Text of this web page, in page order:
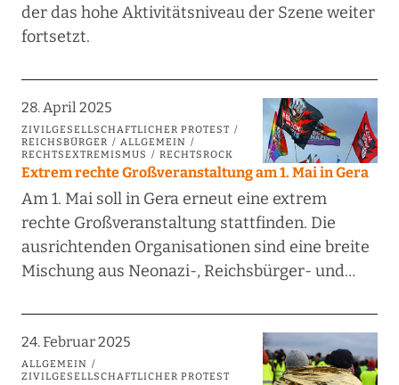
der das hohe Aktivitätsniveau der Szene weiter
fortsetzt.
28. April 2025
ZIVILGESELLSCHAFTLICHER PROTEST
REICHSBÜRGER
ALLGEMEIN
RECHTSEXTREMISMUS
RECHTSROCK
Extrem rechte Großveranstaltung am 1. Mai in Gera
Am 1. Mai soll in Gera erneut eine extrem
rechte Großveranstaltung stattfinden. Die
ausrichtenden Organisationen sind eine breite
Mischung aus Neonazi-, Reichsbürger- und…
24. Februar 2025
ALLGEMEIN
ZIVILGESELLSCHAFTLICHER PROTEST